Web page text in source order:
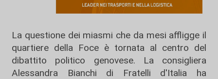
La questione dei miasmi che da mesi affligge il
quartiere della Foce è tornata al centro del
dibattito politico genovese. La consigliera
Alessandra Bianchi di Fratelli d'Italia ha